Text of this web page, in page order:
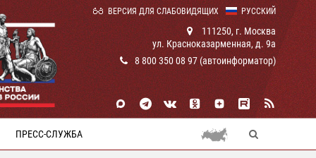
РУССКИЙ
ВЕРСИЯ ДЛЯ СЛАБОВИДЯЩИХ
111250, г. Москва
ул. Красноказарменная, д. 9а
8 800 350 08 97 (автоинформатор)
ПРЕСС-СЛУЖБА